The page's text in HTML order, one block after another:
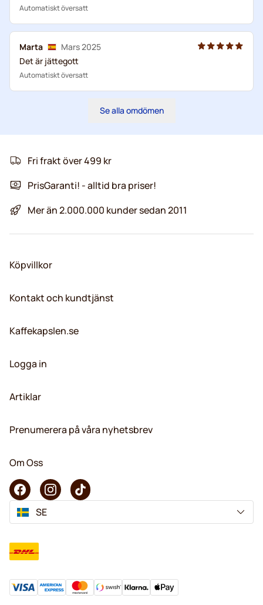
Automatiskt översatt
Marta
Mars 2025
Det är jättegott
Automatiskt översatt
Se alla omdömen
Fri frakt över 499 kr
PrisGaranti! - alltid bra priser!
Mer än 2.000.000 kunder sedan 2011
Köpvillkor
Kontakt och kundtjänst
Kaffekapslen.se
Logga in
Artiklar
Prenumerera på våra nyhetsbrev
Om Oss
SE